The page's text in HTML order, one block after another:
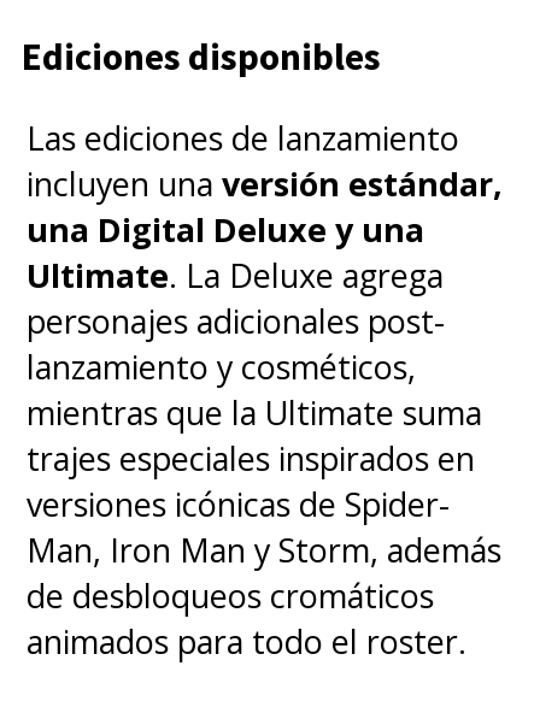
Ediciones disponibles
Las ediciones de lanzamiento
incluyen unaversión estándar,
una Digital Deluxe y una
Ultimate. La Deluxe agrega
personajes adicionales post-
lanzamiento y cosméticos,
mientras que la Ultimate suma
trajes especiales inspirados en
versiones icónicas de Spider-
Man, Iron Man y Storm, además
de desbloqueos cromáticos
animados para todo el roster.